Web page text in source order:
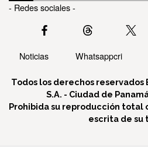
- Redes sociales -
Noticias Whatsappcri
Todos los derechos reservados
S.A. - Ciudad de
Prohibida su reproducción total
escrita de su